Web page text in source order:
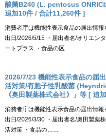
酸菌B240 (L. pentosus
追加10件 / 合計11,260件 ]
消費者庁は機能性表示食品の届出情
出日/2026/5/15 ・届出者名/オリエン
ートプラス ・食品の区……
2026/7/23 機能性表示食品の
活対策/有胞子性乳酸菌
《奥田製薬株式会社》」等 [ 追
消費者庁は機能性表示食品の届出情
出日/2026/3/30 ・届出者名/奥田製薬
活対策 ・食品の……